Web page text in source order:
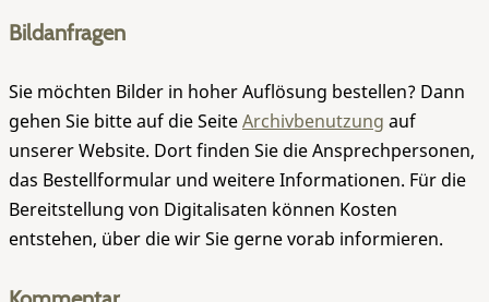
Bildanfragen
Sie möchten Bilder in hoher Auflösung bestellen? Dann
gehen Sie bitte auf die SeiteArchivbenutzung auf
unserer Website. Dort finden Sie die Ansprechpersonen,
das Bestellformular und weitere Informationen. Für die
Bereitstellung von Digitalisaten können Kosten
entstehen, über die wir Sie gerne vorab informieren.